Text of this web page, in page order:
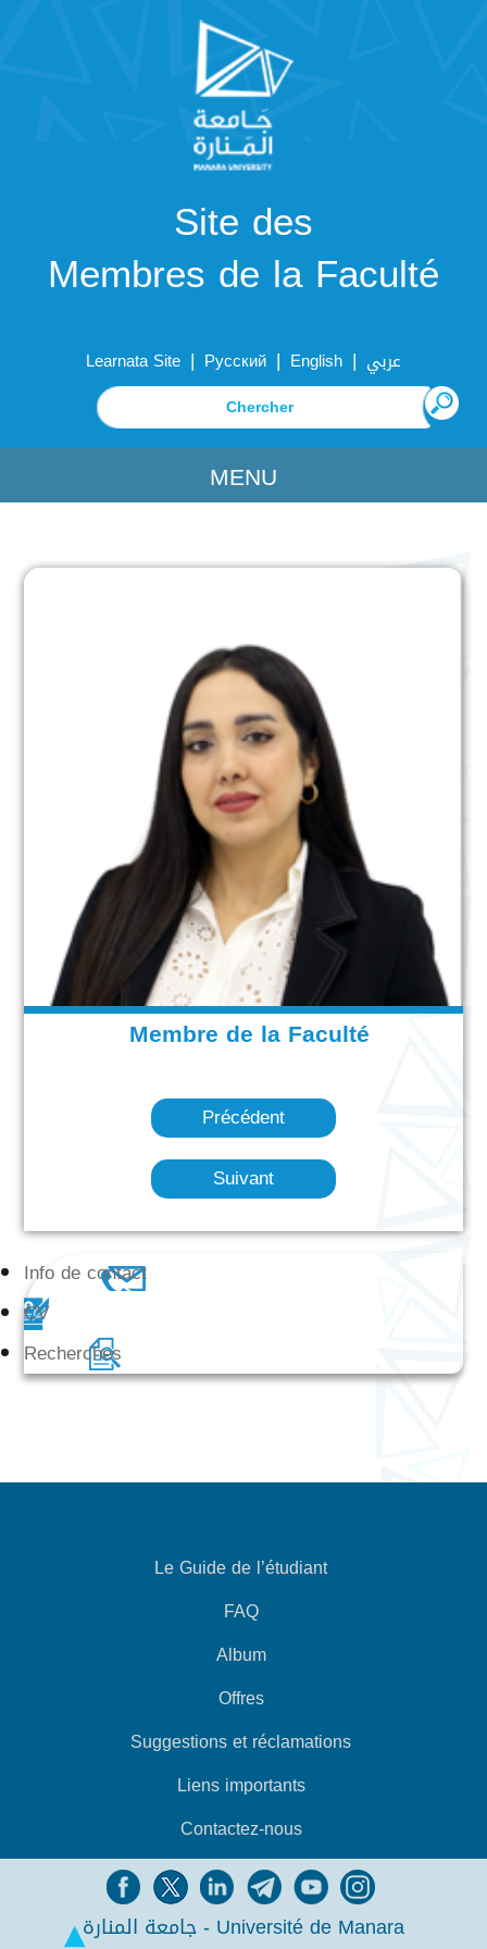
Site des
Membres de la Faculté
Learnata Site | Русский | English | عربي
MENU
Membre de la Faculté
Précédent
Suivant
Info de contact
CV
Recherches
Le Guide de l’étudiant
FAQ
Album
Offres
Suggestions et réclamations
Liens importants
Contactez-nous
جامعة المنارة - Université de Manara